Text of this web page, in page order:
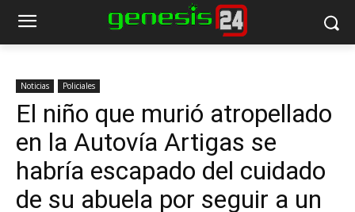
Noticias Policiales
El niño que murió atropellado
en la Autovía Artigas se
habría escapado del cuidado
de su abuela por seguir a un